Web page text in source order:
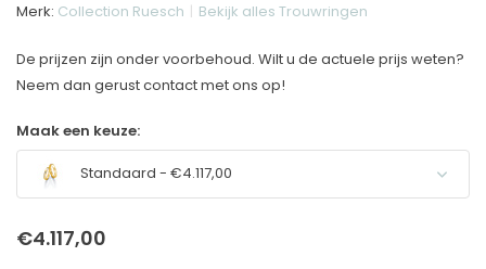
Merk: Collection Ruesch Bekijk alles Trouwringen
De prijzen zijn onder voorbehoud. Wilt u de actuele prijs weten?
Neem dan gerust contact met ons op!
Maak een keuze:
Standaard - €4.117,00
€4.117,00